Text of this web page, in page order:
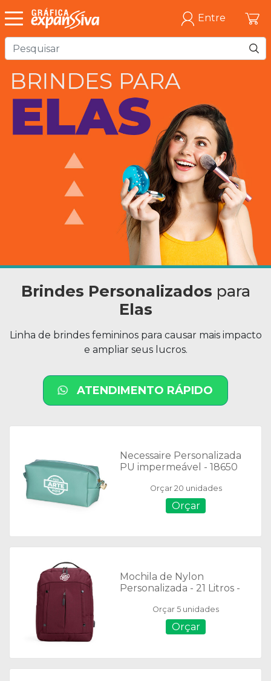
Entre
Brindes Personalizados para
Elas
Linha de brindes femininos para causar mais impacto
e ampliar seus lucros.
ATENDIMENTO RÁPIDO
Necessaire Personalizada
PU impermeável - 18650
Orçar 20 unidades
Orçar
Mochila de Nylon
Personalizada - 21 Litros -
Orçar 5 unidades
Orçar